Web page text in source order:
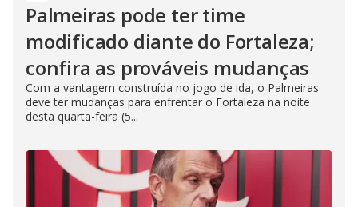
Palmeiras pode ter time
modificado diante do Fortaleza;
confira as prováveis mudanças
Com a vantagem construída no jogo de ida, o Palmeiras
deve ter mudanças para enfrentar o Fortaleza na noite
desta quarta-feira (5...